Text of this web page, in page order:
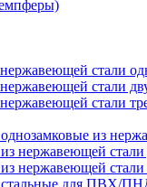
стали
стали
стали
из
нержавеющей стали
нержавеющей
для ПВХ/